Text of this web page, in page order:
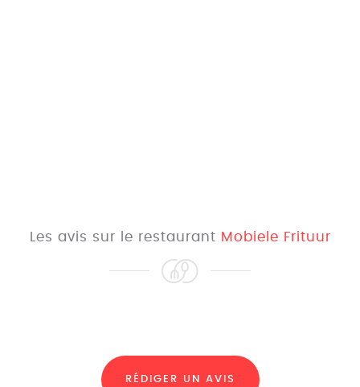
Les avis sur le restaurant Mobiele Frituur
RÉDIGER UN AVIS